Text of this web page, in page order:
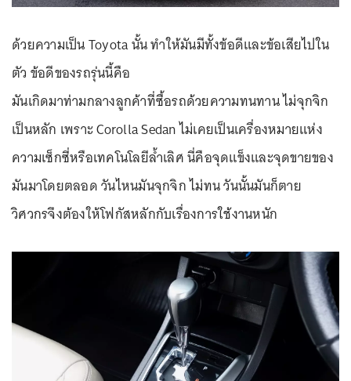
ด้วยความเป็น Toyota นั้น ทำให้มันมีทั้งข้อดีและข้อเสียไปใน
ตัว ข้อดีของรถรุ่นนี้คือ
มันเกิดมาท่ามกลางลูกค้าที่ซื้อรถด้วยความทนทาน ไม่จุกจิก
เป็นหลัก เพราะ Corolla Sedan ไม่เคยเป็นเครื่องหมายแห่ง
ความเซ็กซี่หรือเทคโนโลยีล้ำเลิศ นี่คือจุดแข็งและจุดขายของ
มันมาโดยตลอด วันไหนมันจุกจิก ไม่ทน วันนั้นมันก็ตาย
วิศวกรจึงต้องให้โฟกัสหลักกับเรื่องการใช้งานหนัก